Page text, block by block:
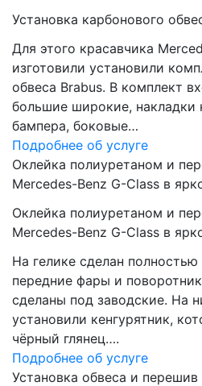
Установка карбонового
Для этого красавчика
изготовили установили
обвеса Brabus. В комплект
большие широкие, накладки
бампера, боковые…
Подробнее об услуге
Оклейка полиуретаном и
Mercedes-Benz G-Class в
Оклейка полиуретаном и
Mercedes-Benz G-Class в
На гелике сделан
передние фары и
сделаны под заводские. На
установили кенгурятник,
чёрный глянец….
Подробнее об услуге
Установка обвеса и перешив